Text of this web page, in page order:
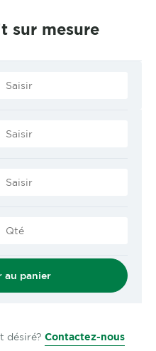
sur mesure
au panier
désiré? Contactez-nous